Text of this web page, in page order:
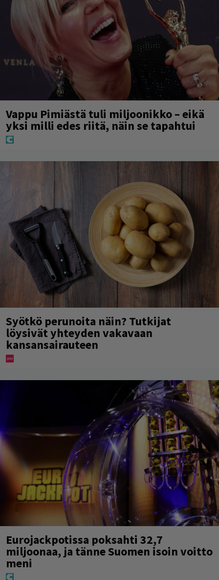
Vappu Pimiästä tuli miljoonikko – eikä
yksi milli edes riitä, näin se tapahtui
Syötkö perunoita näin? Tutkijat
löysivät yhteyden vakavaan
kansansairauteen
Eurojackpotissa poksahti 32,7
miljoonaa, ja tänne Suomen isoin voitto
meni